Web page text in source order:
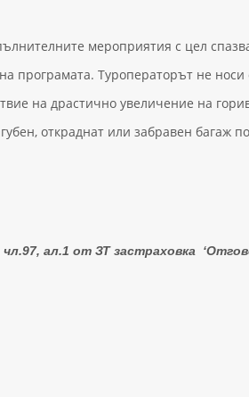
мероприятия с цел
програмата. Туроператорът не
на драстично увеличение на
откраднат или забравен багаж
ал.1 от ЗТзастраховка